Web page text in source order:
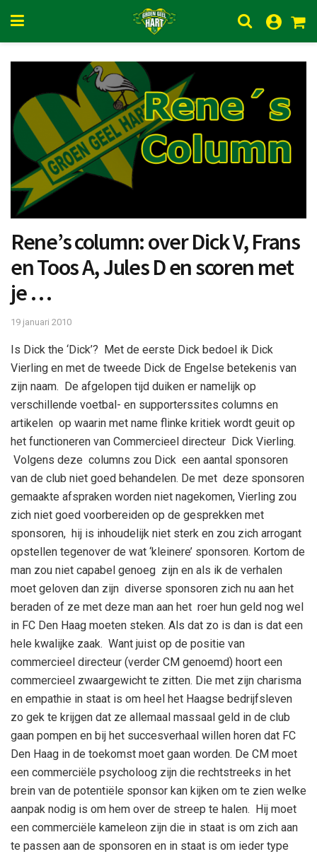
Rene’s column: over Dick V, Frans
en Toos A, Jules D en scoren met
je …
19 januari 2010
Is Dick the ‘Dick’? Met de eerste Dick bedoel ik Dick
Vierling en met de tweede Dick de Engelse betekenis van
zijn naam. De afgelopen tijd duiken er namelijk op
verschillende voetbal- en supporterssites columns en
artikelen op waarin met name flinke kritiek wordt geuit op
het functioneren van Commercieel directeur Dick Vierling.
Volgens deze columns zou Dick een aantal sponsoren
van de club niet goed behandelen. De met deze sponsoren
gemaakte afspraken worden niet nagekomen, Vierling zou
zich niet goed voorbereiden op de gesprekken met
sponsoren, hij is inhoudelijk niet sterk en zou zich arrogant
opstellen tegenover de wat ‘kleinere’ sponsoren. Kortom de
man zou niet capabel genoeg zijn en als ik de verhalen
moet geloven dan zijn diverse sponsoren zich nu aan het
beraden of ze met deze man aan het roer hun geld nog wel
in FC Den Haag moeten steken. Als dat zo is dan is dat een
hele kwalijke zaak. Want juist op de positie van
commercieel directeur (verder CM genoemd) hoort een
commercieel zwaargewicht te zitten. Die met zijn charisma
en empathie in staat is om heel het Haagse bedrijfsleven
zo gek te krijgen dat ze allemaal massaal geld in de club
gaan pompen en bij het succesverhaal willen horen dat FC
Den Haag in de toekomst moet gaan worden. De CM moet
een commerciële psycholoog zijn die rechtstreeks in het
brein van de potentiële sponsor kan kijken om te zien welke
aanpak nodig is om hem over de streep te halen. Hij moet
een commerciële kameleon zijn die in staat is om zich aan
te passen aan de sponsoren en in staat is om ieder type